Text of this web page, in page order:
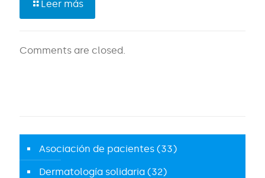
Leer más
Comments are closed.
Asociación de pacientes (33)
Dermatología solidaria (32)